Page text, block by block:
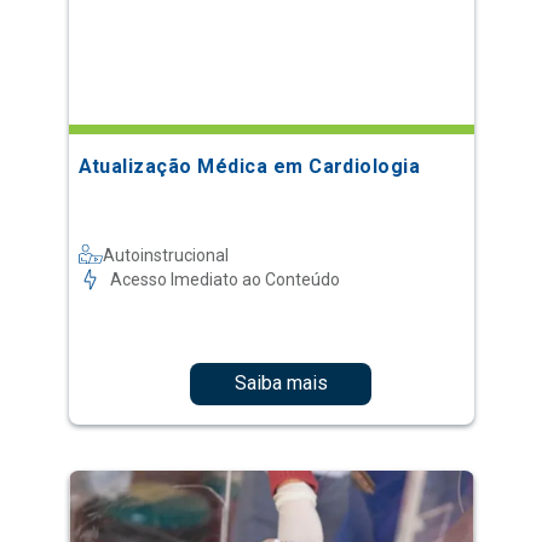
Atualização Médica em Cardiologia
Autoinstrucional
Acesso Imediato ao Conteúdo
Saiba mais